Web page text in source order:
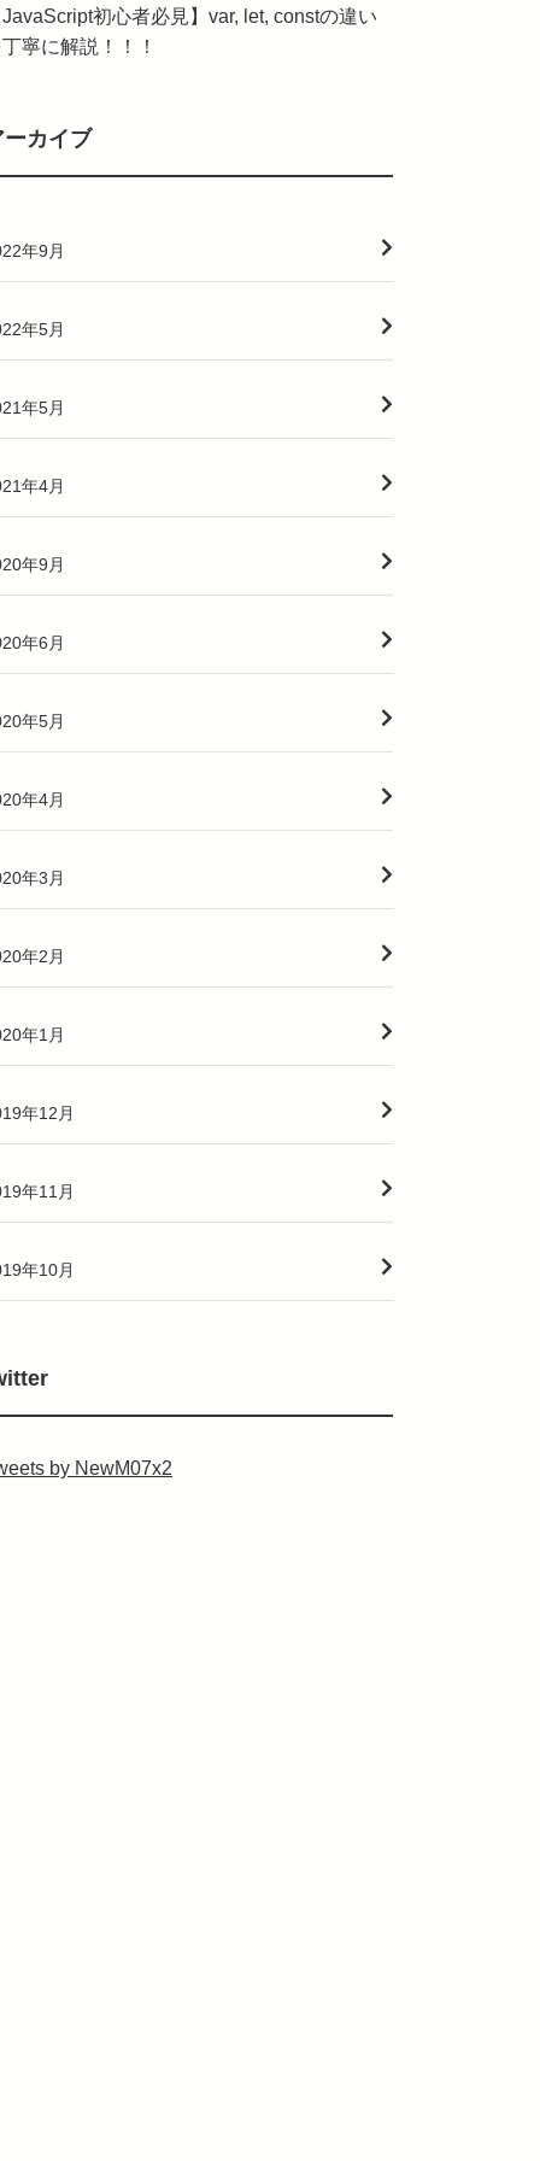
JavaScript初心者必見】var, let, constの違い
丁寧に解説！！！
ーカイブ
年9月
年5月
年5月
年4月
年9月
年6月
年5月
年4月
年3月
年2月
年1月
年12月
年11月
年10月
by NewM07x2